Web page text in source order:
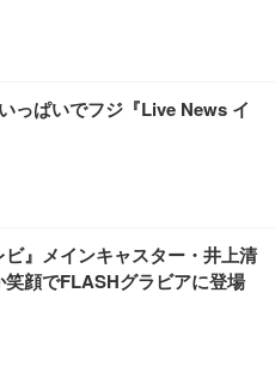
っぱいでフジ『Live News イ
ビ』メインキャスター・井上清
顔でFLASHグラビアに登場